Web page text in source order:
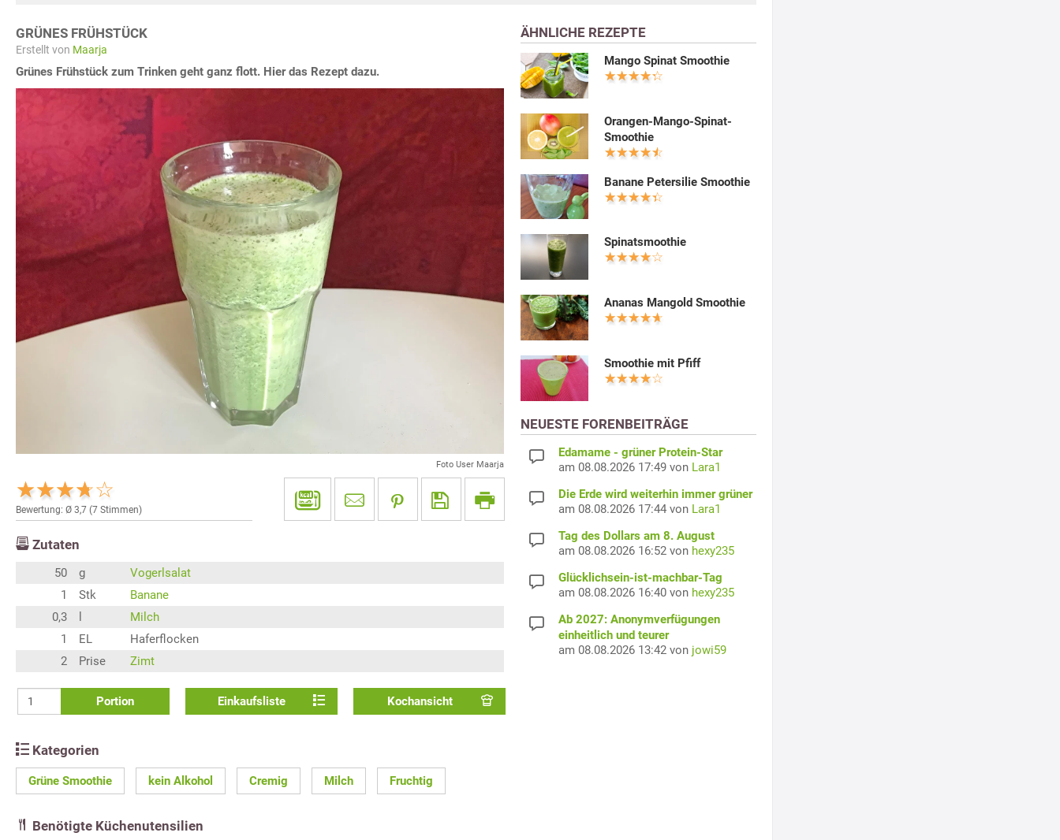
GRÜNES FRÜHSTÜCK
Erstellt von Maarja
Grünes Frühstück zum Trinken geht ganz flott. Hier das Rezept dazu.
Foto User Maarja
Bewertung: Ø 3,7 (7 Stimmen)
Zutaten
50 g
Vogerlsalat
1
Stk
Banane
0,3
Milch
1
EL
Haferflocken
2
Prise Zimt
Portion Einkaufsliste Kochansicht
Kategorien
Grüne Smoothie kein Alkohol Cremig Milch Fruchtig
Benötigte Küchenutensilien
ÄHNLICHE REZEPTE
Mango Spinat Smoothie
Orangen-Mango-Spinat-
Smoothie
Banane Petersilie Smoothie
Spinatsmoothie
Ananas Mangold Smoothie
Smoothie mit Pfiff
NEUESTE FORENBEITRÄGE
Edamame - grüner Protein-Star
am 08.08.2026 17:49 von Lara1
Die Erde wird weiterhin immer grüner
am 08.08.2026 17:44 von Lara1
Tag des Dollars am 8. August
am 08.08.2026 16:52 von hexy235
Glücklichsein-ist-machbar-Tag
am 08.08.2026 16:40 von hexy235
Ab 2027: Anonymverfügungen
einheitlich und teurer
am 08.08.2026 13:42 von jowi59